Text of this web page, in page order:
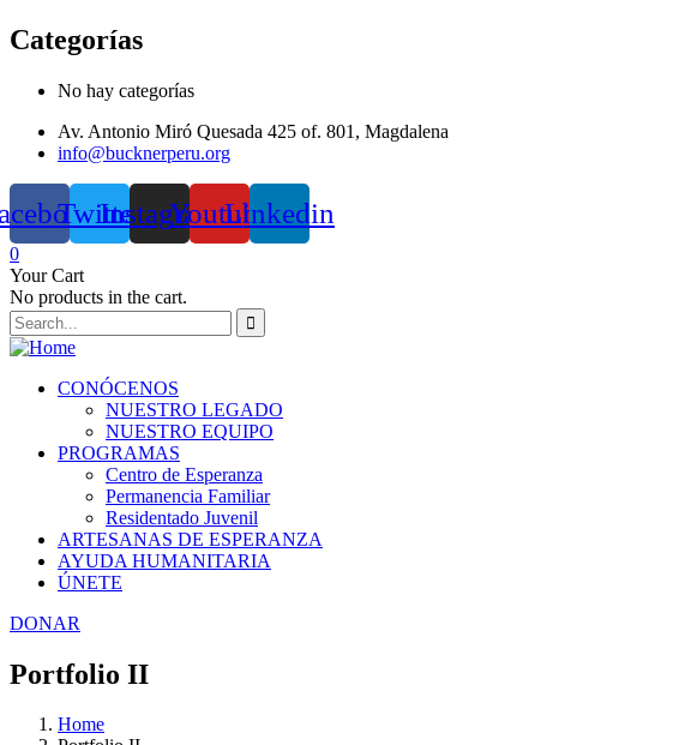
Categorías
No hay categorías
Av. Antonio Miró Quesada 425 of. 801, Magdalena
info@bucknerperu.org
TwitterInstagramYoutubeLinkedin
0
Your Cart
No products in the cart.
CONÓCENOS
NUESTRO LEGADO
NUESTRO EQUIPO
PROGRAMAS
Centro de Esperanza
Permanencia Familiar
Residentado Juvenil
ARTESANAS DE ESPERANZA
AYUDA HUMANITARIA
ÚNETE
DONAR
Portfolio II
Home